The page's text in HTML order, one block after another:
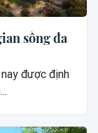
sống đa
được định